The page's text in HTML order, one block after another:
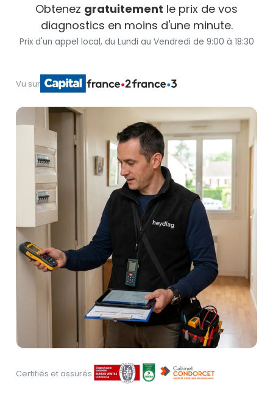
Obtenez gratuitement le prix de vos
diagnostics en moins d'une minute.
Prix d'un appel local, du Lundi au Vendredi de 9:00 à 18:30
Vu sur
Certifiés et assurés